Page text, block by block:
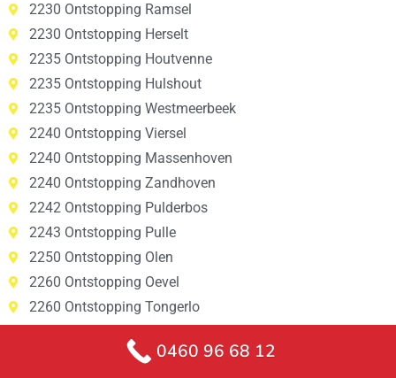
2230 Ontstopping Ramsel
2230 Ontstopping Herselt
2235 Ontstopping Houtvenne
2235 Ontstopping Hulshout
2235 Ontstopping Westmeerbeek
2240 Ontstopping Viersel
2240 Ontstopping Massenhoven
2240 Ontstopping Zandhoven
2242 Ontstopping Pulderbos
2243 Ontstopping Pulle
2250 Ontstopping Olen
2260 Ontstopping Oevel
2260 Ontstopping Tongerlo
2260 Ontstopping Zoerle-Parwijs
0460 96 68 12